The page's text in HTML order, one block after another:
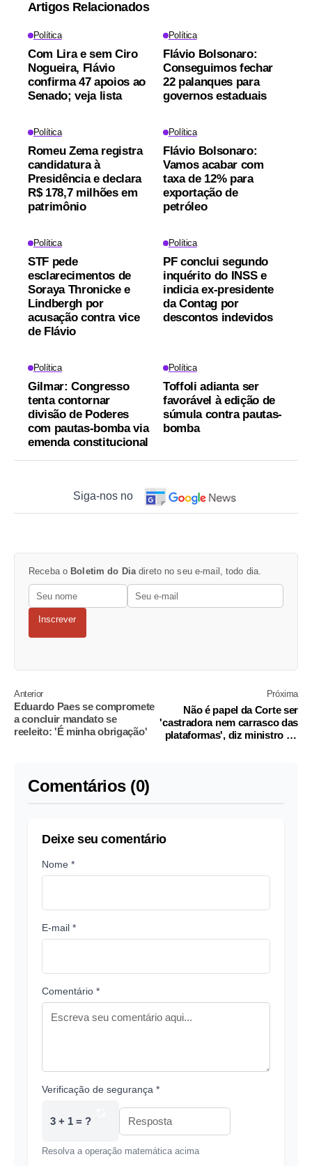
Artigos Relacionados
Política
Com Lira e sem Ciro
Nogueira, Flávio
confirma 47 apoios ao
Senado; veja lista
Política
Flávio Bolsonaro:
Conseguimos fechar
22 palanques para
governos estaduais
Política
Romeu Zema registra
candidatura à
Presidência e declara
R$ 178,7 milhões em
patrimônio
Política
Flávio Bolsonaro:
Vamos acabar com
taxa de 12% para
exportação de
petróleo
Política
STF pede
esclarecimentos de
Soraya Thronicke e
Lindbergh por
acusação contra vice
de Flávio
Política
PF conclui segundo
inquérito do INSS e
indicia ex-presidente
da Contag por
descontos indevidos
Política
Gilmar: Congresso
tenta contornar
divisão de Poderes
com pautas-bomba via
emenda constitucional
Política
Toffoli adianta ser
favorável à edição de
súmula contra pautas-
bomba
Siga-nos no
Receba o Boletim do Dia direto no seu e-mail, todo dia.
Inscrever
Anterior
Eduardo Paes se compromete
a concluir mandato se
reeleito: 'É minha obrigação'
Próxima
Não é papel da Corte ser
'castradora nem carrasco das
plataformas', diz ministro do
Comentários (0)
Deixe seu comentário
Nome *
E-mail *
Comentário *
Verificação de segurança *
3 + 1 = ?
Resolva a operação matemática acima